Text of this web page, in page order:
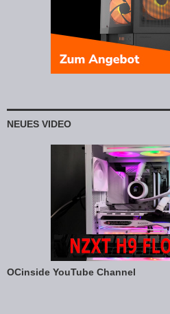
NEUES VIDEO
OCinside YouTube Channel